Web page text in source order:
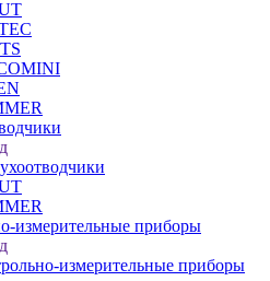
измерительные приборы
измерительные приборы